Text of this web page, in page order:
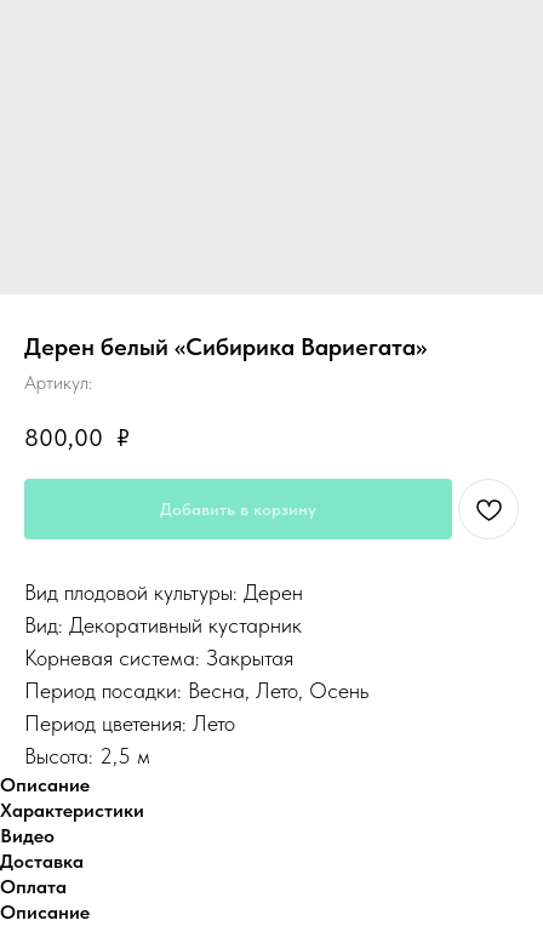
Дерен белый «Сибирика Вариегата»
Артикул:
800,00 ₽
Добавить в корзину
Вид плодовой культуры: Дерен
Вид: Декоративный кустарник
Корневая система: Закрытая
Период посадки: Весна, Лето, Осень
Период цветения: Лето
Высота: 2,5 м
Описание
Характеристики
Видео
Доставка
Оплата
Описание